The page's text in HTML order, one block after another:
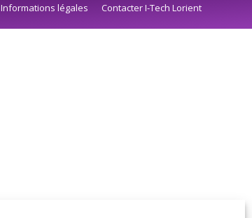
Informations légales Contacter I-Tech Lorient